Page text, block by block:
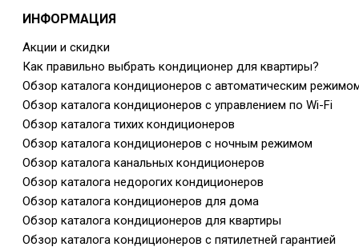
ИНФОРМАЦИЯ
Акции и скидки
Как правильно выбрать кондиционер для квартиры?
Обзор каталога кондиционеров с автоматическим
Обзор каталога кондиционеров с управлением по Wi-Fi
Обзор каталога тихих кондиционеров
Обзор каталога кондиционеров с ночным режимом
Обзор каталога канальных кондиционеров
Обзор каталога недорогих кондиционеров
Обзор каталога кондиционеров для дома
Обзор каталога кондиционеров для квартиры
Обзор каталога кондиционеров с пятилетней гарантией